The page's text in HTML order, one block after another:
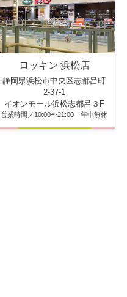
ロッキン 浜松店
静岡県浜松市中央区志都呂町
2-37-1
イオンモール浜松志都呂３F
営業時間／10:00〜21:00 年中無休